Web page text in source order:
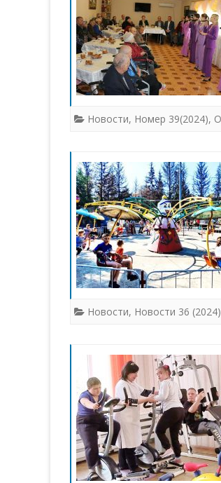
Новости, Номер 39(2024),
Новости, Новости 36 (2024)